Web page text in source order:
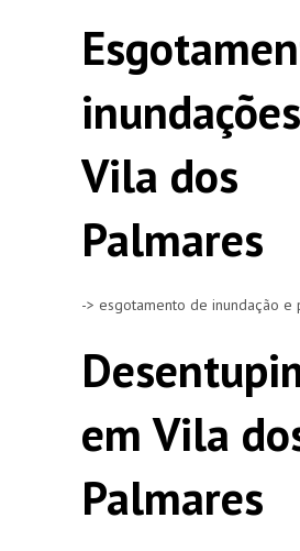
Vila dos
Palmares
-> esgotamento de inundação e
em Vila
Palmares